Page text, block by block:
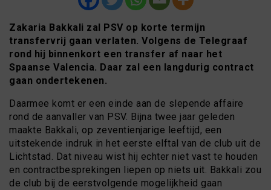
Zakaria Bakkali zal PSV op korte termijn
transfervrij gaan verlaten. Volgens de Telegraaf
rond hij binnenkort een transfer af naar het
Spaanse Valencia. Daar zal een langdurig contract
gaan ondertekenen.
Daarmee komt er een einde aan de slepende affaire
rond de aanvaller van PSV. Bijna twee jaar geleden
maakte Bakkali, op zeventienjarige leeftijd, een
uitstekende indruk in het eerste elftal van de club uit de
Lichtstad. Dat niveau wist hij echter niet vast te houden
en contractbesprekingen liepen op niets uit. Bakkali zou
de club bij de eerstvolgende mogelijkheid gaan